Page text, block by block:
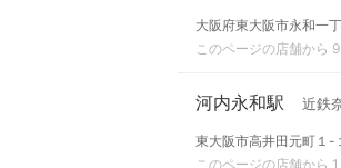
大阪府東大阪市永和一
このページの店舗から
河内永和駅 近鉄
東大阪市高井田元町１-
このページの店舗から